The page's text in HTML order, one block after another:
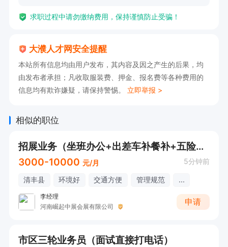
求职过程中请勿缴纳费用，保持谨慎防止受骗！
大濮人才网安全提醒
本站所有信息均由用户发布，其内容及因之产生的后果，均
由发布者承担；凡收取服装费、押金、报名费等各种费用的
信息均有欺诈嫌疑，请保持警惕。 立即举报 >
相似的职位
招展业务（坐班办公+出差车补餐补+五险+节假日福利）可直打电话
3000-10000 元/月 5分钟前
清丰县 环境好 交通方便 管理规范 ...
李经理
河南崛起中展会展有限公司
申请
市区三轮业务员（面试直接打电话）